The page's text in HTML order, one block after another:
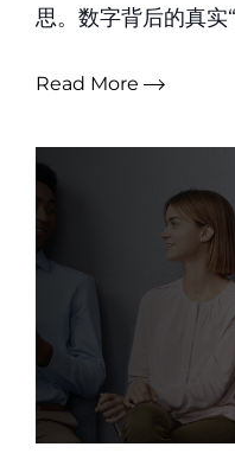
思。数字背后的真实
Read More